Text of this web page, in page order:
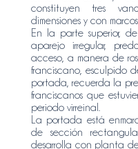
constituyen tres
dimensiones y con marcos
En la parte superior,
aparejo irregular,
acceso, a manera de
franciscano, esculpido
portada, recuerda la
franciscanos que
periodo virreinal.
La portada está
de sección
desarrolla con planta